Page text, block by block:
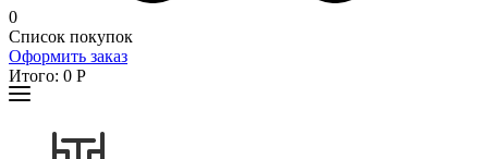
0
Список покупок
Оформить заказ
Итого: 0 Р